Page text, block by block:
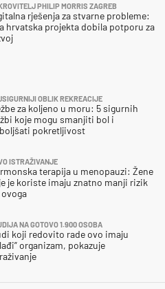
OBLIK REKREACIJE
za koljeno u moru: 5 sigurnih
koje mogu smanjiti bol i
pokretljivost
ISTRAŽIVANJE
terapija u menopauzi: Žene
je koriste imaju znatno manji rizik
NA GOTOVO 1.900 OSOBA
koji redovito rade ovo imaju
organizam, pokazuje
PHILIP MORRIS ZAGREB
rješenja za stvarne probleme:
hrvatska projekta dobila potporu za